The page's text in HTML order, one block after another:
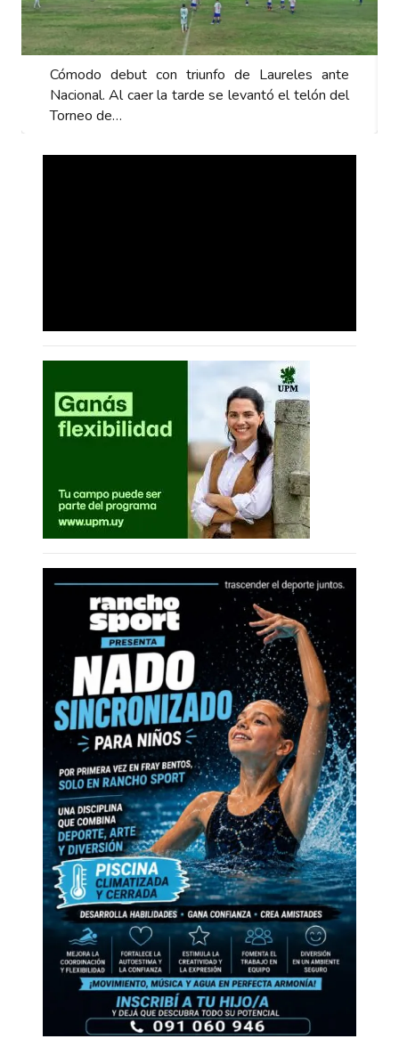
de Laureles ante
se levantó el telón del
Cómodo debut con triunfo
Nacional. Al caer la tarde se